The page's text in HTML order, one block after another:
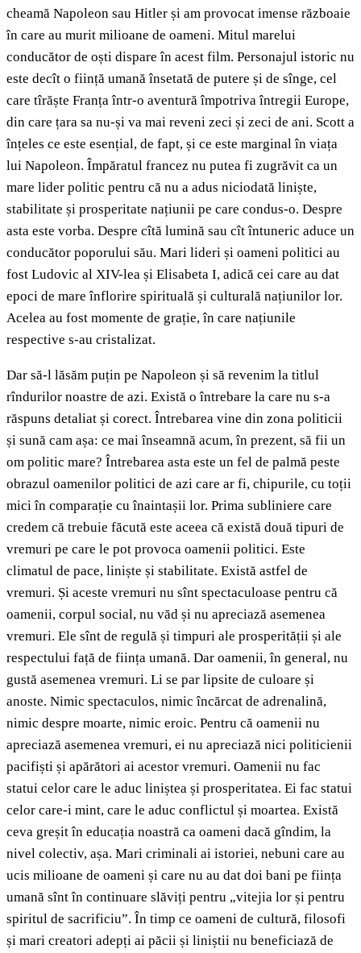
cheamă Napoleon sau Hitler și am provocat imense războaie
în care au murit milioane de oameni. Mitul marelui
conducător de oști dispare în acest film. Personajul istoric nu
este decît o ființă umană însetată de putere și de sînge, cel
care tîrăște Franța într-o aventură împotriva întregii Europe,
din care țara sa nu-și va mai reveni zeci și zeci de ani. Scott a
înțeles ce este esențial, de fapt, și ce este marginal în viața
lui Napoleon. Împăratul francez nu putea fi zugrăvit ca un
mare lider politic pentru că nu a adus niciodată liniște,
stabilitate și prosperitate națiunii pe care condus-o. Despre
asta este vorba. Despre cîtă lumină sau cît întuneric aduce un
conducător poporului său. Mari lideri și oameni politici au
fost Ludovic al XIV-lea și Elisabeta I, adică cei care au dat
epoci de mare înflorire spirituală și culturală națiunilor lor.
Acelea au fost momente de grație, în care națiunile
respective s-au cristalizat.
Dar să-l lăsăm puțin pe Napoleon și să revenim la titlul
rîndurilor noastre de azi. Există o întrebare la care nu s-a
răspuns detaliat și corect. Întrebarea vine din zona politicii
și sună cam așa: ce mai înseamnă acum, în prezent, să fii un
om politic mare? Întrebarea asta este un fel de palmă peste
obrazul oamenilor politici de azi care ar fi, chipurile, cu toții
mici în comparație cu înaintașii lor. Prima subliniere care
credem că trebuie făcută este aceea că există două tipuri de
vremuri pe care le pot provoca oamenii politici. Este
climatul de pace, liniște și stabilitate. Există astfel de
vremuri. Și aceste vremuri nu sînt spectaculoase pentru că
oamenii, corpul social, nu văd și nu apreciază asemenea
vremuri. Ele sînt de regulă și timpuri ale prosperității și ale
respectului față de ființa umană. Dar oamenii, în general, nu
gustă asemenea vremuri. Li se par lipsite de culoare și
anoste. Nimic spectaculos, nimic încărcat de adrenalină,
nimic despre moarte, nimic eroic. Pentru că oamenii nu
apreciază asemenea vremuri, ei nu apreciază nici politicienii
pacifiști și apărători ai acestor vremuri. Oamenii nu fac
statui celor care le aduc liniștea și prosperitatea. Ei fac statui
celor care-i mint, care le aduc conflictul și moartea. Există
ceva greșit în educația noastră ca oameni dacă gîndim, la
nivel colectiv, așa. Mari criminali ai istoriei, nebuni care au
ucis milioane de oameni și care nu au dat doi bani pe ființa
umană sînt în continuare slăviți pentru „vitejia lor și pentru
spiritul de sacrificiu”. În timp ce oameni de cultură, filosofi
și mari creatori adepți ai păcii și liniștii nu beneficiază de